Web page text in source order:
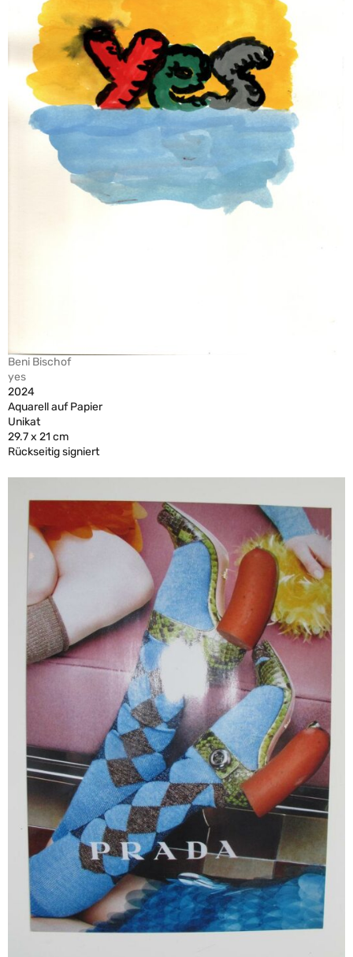
Beni Bischof
yes
2024
Aquarell auf Papier
Unikat
29.7 x 21 cm
Rückseitig signiert